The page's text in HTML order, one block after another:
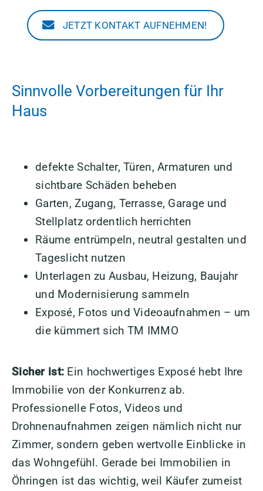
JETZT KONTAKT AUFNEHMEN!
Sinnvolle Vorbereitungen für Ihr
Haus
defekte Schalter, Türen, Armaturen und
sichtbare Schäden beheben
Garten, Zugang, Terrasse, Garage und
Stellplatz ordentlich herrichten
Räume entrümpeln, neutral gestalten und
Tageslicht nutzen
Unterlagen zu Ausbau, Heizung, Baujahr
und Modernisierung sammeln
Exposé, Fotos und Videoaufnahmen – um
die kümmert sich TM IMMO
Sicher ist: Ein hochwertiges Exposé hebt Ihre
Immobilie von der Konkurrenz ab.
Professionelle Fotos, Videos und
Drohnenaufnahmen zeigen nämlich nicht nur
Zimmer, sondern geben wertvolle Einblicke in
das Wohngefühl. Gerade bei Immobilien in
Öhringen ist das wichtig, weil Käufer zumeist